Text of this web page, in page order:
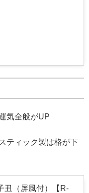
気全般がUP
ティック製は格が下
丑（屏風付）【R-